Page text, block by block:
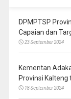
DPMPTSP
Capaian dan
23 September 2024
Kementan
Provinsi Kalteng
18 September 2024